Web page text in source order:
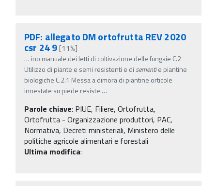
PDF: allegato DM ortofrutta REV 2020
csr 24 9[11%]
… ino manuale dei letti di coltivazione delle fungaie C.2
Utilizzo di piante e semi resistenti e di sementie piantine
biologiche C.2.1 Messa a dimora di piantine orticole
innestate su piede resiste …
Parole chiave: PIUE, Filiere, Ortofrutta,
Ortofrutta - Organizzazione produttori, PAC,
Normativa, Decreti ministeriali, Ministero delle
politiche agricole alimentari e forestali
Ultima modifica: